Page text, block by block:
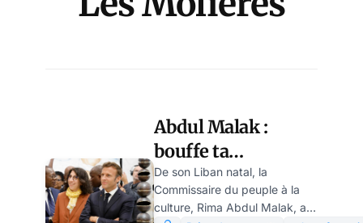
Abdul Malak :
bouffe ta
subvention et
ferme-la, par
De son Liban natal, la
Commissaire du peuple à la
culture, Rima Abdul Malak, a